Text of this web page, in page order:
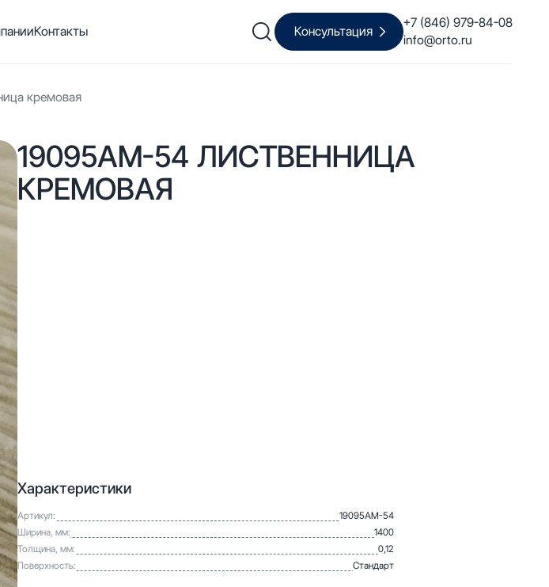
Контакты Консультация
+7 (846) 979-84-08
info@orto.ru
кремовая
19095АМ-54 ЛИСТВЕННИЦА
КРЕМОВАЯ
Характеристики
Артикул:
19095АМ-54
Ширина, мм:
1400
Толщина, мм:
0,12
Поверхность:
Стандарт